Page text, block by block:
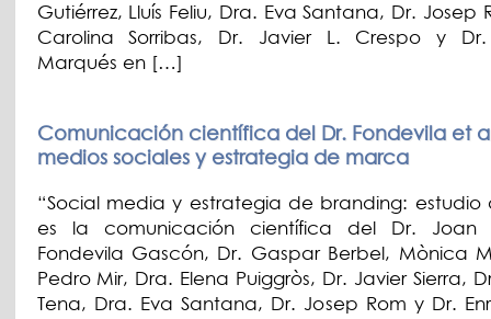
Gutiérrez, Lluís Feliu, Dra. Eva Santana, Dr. Josep
Carolina Sorribas, Dr. Javier L. Crespo y
Marqués en […]
Comunicación científica del Dr. Fondevila et
medios sociales y estrategia de marca
“Social media y estrategia de branding: estudio
es la comunicación científica del Dr. Joan
Fondevila Gascón, Dr. Gaspar Berbel, Mònica
Pedro Mir, Dra. Elena Puiggròs, Dr. Javier Sierra,
Tena, Dra. Eva Santana, Dr. Josep Rom y Dr.